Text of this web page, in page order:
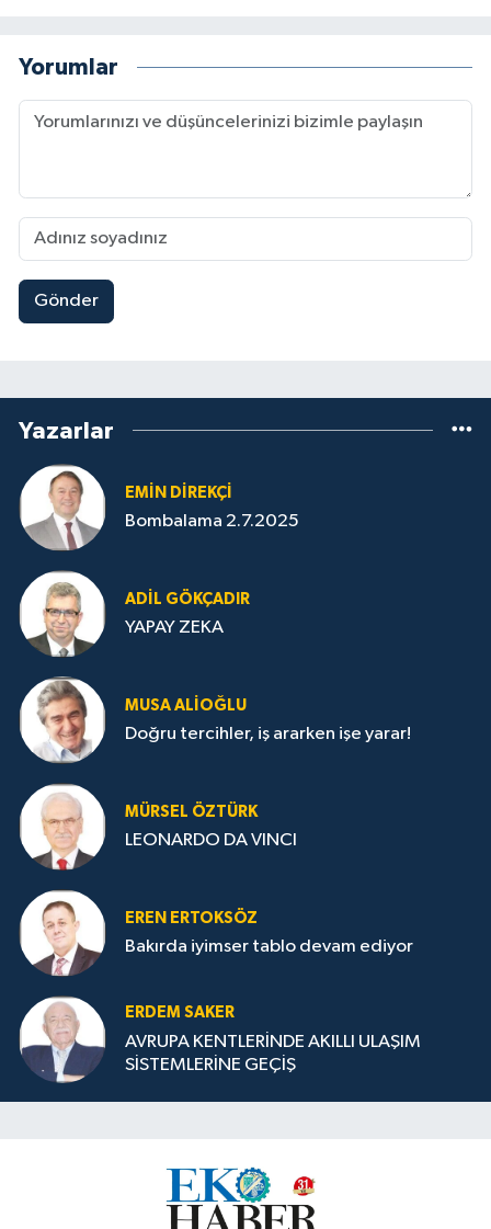
Yorumlar
Gönder
Yazarlar
EMIN DIREKÇI
Bombalama 2.7.2025
ADIL GÖKÇADIR
YAPAY ZEKA
MUSA ALIOĞLU
Doğru tercihler, iş ararken işe yarar!
MÜRSEL ÖZTÜRK
LEONARDO DA VINCI
EREN ERTOKSÖZ
Bakırda iyimser tablo devam ediyor
ERDEM SAKER
AVRUPA KENTLERİNDE AKILLI ULAŞIM
SİSTEMLERİNE GEÇİŞ